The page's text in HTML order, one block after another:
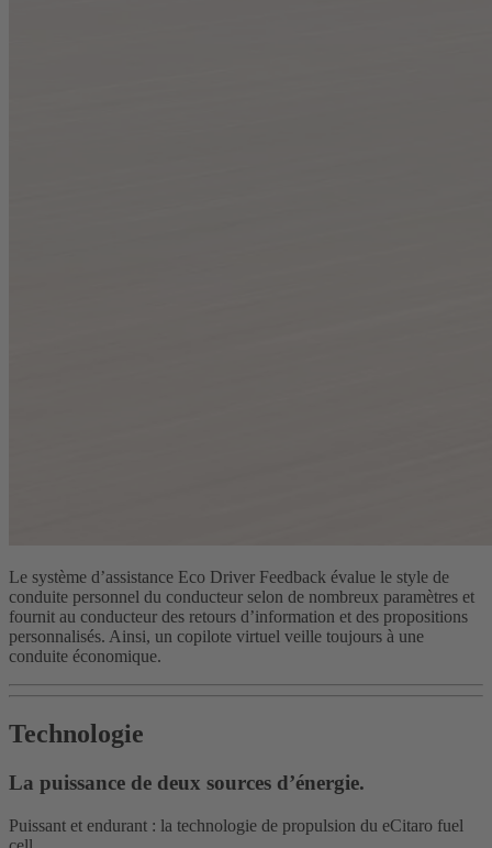
Le système d’assistance Eco Driver Feedback évalue le style de
conduite personnel du conducteur selon de nombreux paramètres et
fournit au conducteur des retours d’information et des propositions
personnalisés. Ainsi, un copilote virtuel veille toujours à une
conduite économique.
Technologie
La puissance de deux sources d’énergie.
Puissant et endurant : la technologie de propulsion du eCitaro fuel